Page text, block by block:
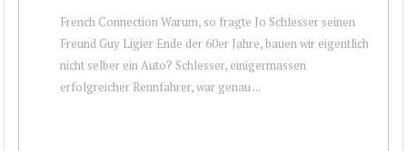
French Connection Warum, so fragte Jo Schlesser seinen
Freund Guy Ligier Ende der 60er Jahre, bauen wir eigentlich
nicht selber ein Auto? Schlesser, einigermassen
erfolgreicher Rennfahrer, war genau ...